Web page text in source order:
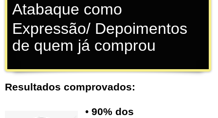
Atabaque como
Expressão/ Depoimentos
de quem já comprou
Resultados comprovados:
• 90% dos